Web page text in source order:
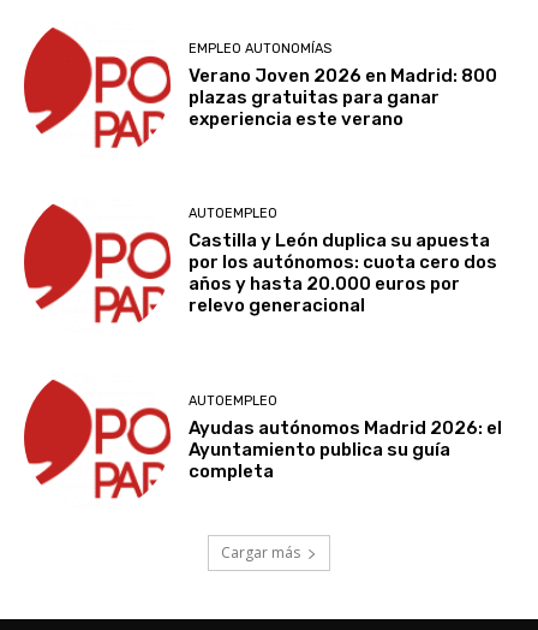
EMPLEO AUTONOMÍAS
Verano Joven 2026 en Madrid: 800
plazas gratuitas para ganar
experiencia este verano
AUTOEMPLEO
Castilla y León duplica su apuesta
por los autónomos: cuota cero dos
años y hasta 20.000 euros por
relevo generacional
AUTOEMPLEO
Ayudas autónomos Madrid 2026: el
Ayuntamiento publica su guía
completa
Cargar más